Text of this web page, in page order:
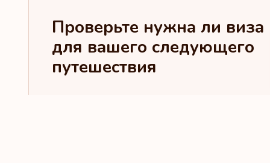
Киргизия
Кирибати
Китай
Проверьте нужна ли виза
для вашего следующего
путешествия